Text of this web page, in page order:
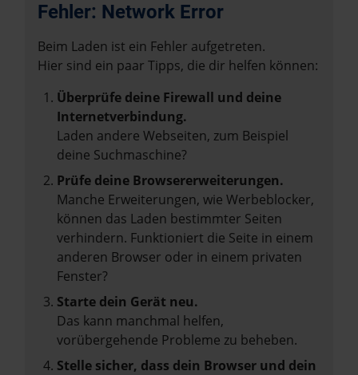
Fehler: Network Error
Beim Laden ist ein Fehler aufgetreten.
Hier sind ein paar Tipps, die dir helfen können:
Überprüfe deine Firewall und deine
Internetverbindung.
Laden andere Webseiten, zum Beispiel
deine Suchmaschine?
Prüfe deine Browsererweiterungen.
Manche Erweiterungen, wie Werbeblocker,
können das Laden bestimmter Seiten
verhindern. Funktioniert die Seite in einem
anderen Browser oder in einem privaten
Fenster?
Starte dein Gerät neu.
Das kann manchmal helfen,
vorübergehende Probleme zu beheben.
Stelle sicher, dass dein Browser und dein